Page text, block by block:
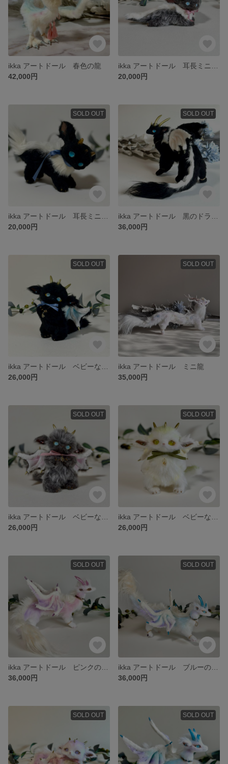
ikka アートドール 春色の龍
42,000円
20,000円
SOLD OUT
20,000円
SOLD OUT
36,000円
SOLD OUT
26,000円
SOLD OUT
ikka アートドール ミニ龍
35,000円
SOLD OUT
26,000円
SOLD OUT
26,000円
SOLD OUT
36,000円
SOLD OUT
36,000円
SOLD OUT SOLD OUT